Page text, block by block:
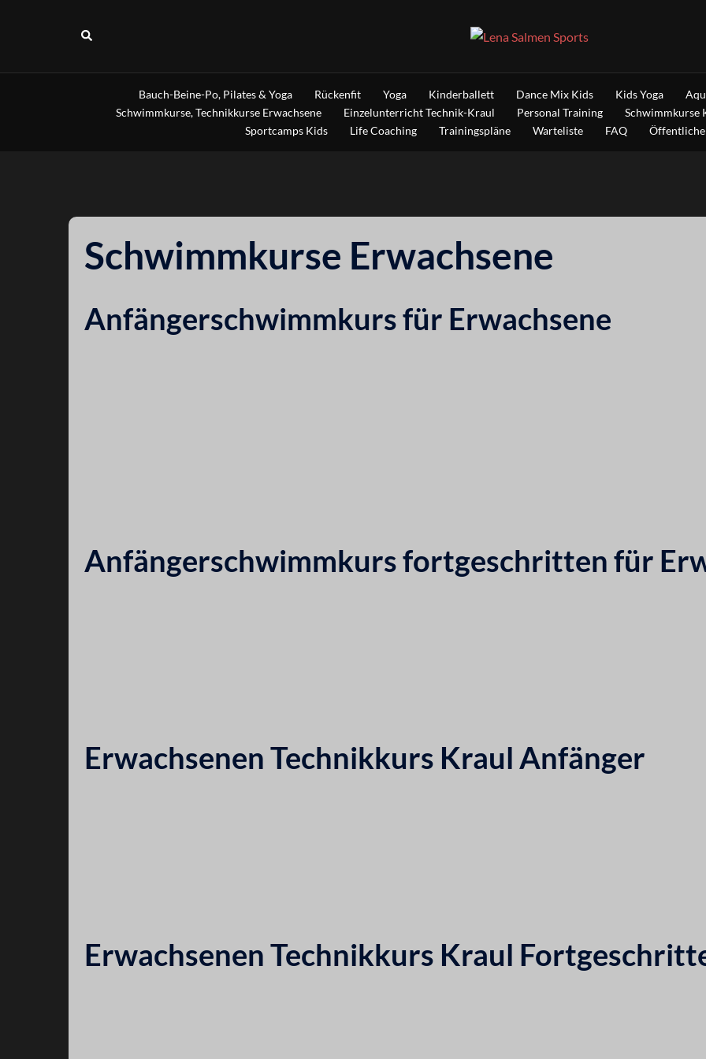
Suche
Bauch-Beine-Po, Pilates & Yoga Rückenfit Yoga Kinderballett Dance Mix Kids Kids Yoga
Schwimmkurse, Technikkurse Erwachsene
Einzelunterricht Technik-Kraul Personal Training
Schwimmkurse
Sportcamps Kids
Life Coaching Trainingspläne Warteliste FAQ
Schwimmkurse Erwachsene
Anfängerschwimmkurs für Erwachsene
Anfängerschwimmkurs fortgeschritten für
Erwachsenen Technikkurs Kraul Anfänger
Erwachsenen Technikkurs Kraul